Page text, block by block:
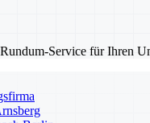
Service für Ihren